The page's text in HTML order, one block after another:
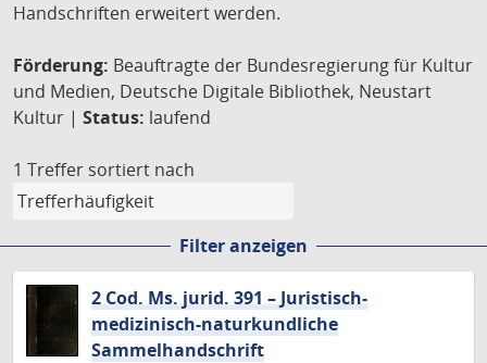
Handschriften erweitert werden.
Förderung: Beauftragte der Bundesregierung für Kultur
und Medien, Deutsche Digitale Bibliothek, Neustart
Kultur | Status: laufend
1 Treffer sortiert nach
Filter anzeigen
2 Cod. Ms. jurid. 391 – Juristisch-
medizinisch-naturkundliche
Sammelhandschrift